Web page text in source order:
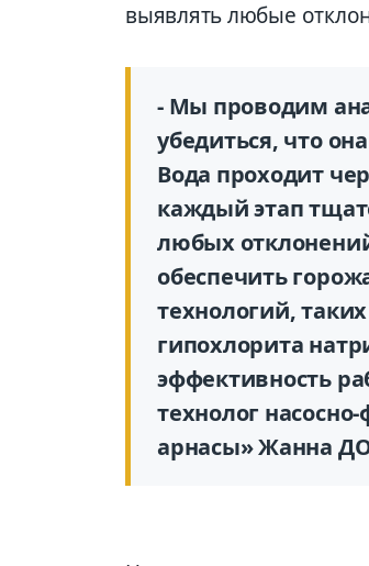
выявлять любые
- Мы проводим
убедиться, что
Вода проходит
каждый этап
любых
обеспечить
технологий,
гипохлорита
эффективность
технолог
арнасы» Жанна